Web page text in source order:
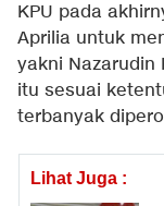
KPU pada
Aprilia untuk
yakni Nazarudin
itu sesuai
terbanyak
Lihat Juga :